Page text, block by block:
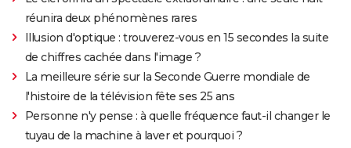
réunira deux phénomènes rares
Illusion d'optique : trouverez-vous en 15 secondes la suite
de chiffres cachée dans l'image ?
La meilleure série sur la Seconde Guerre mondiale de
l'histoire de la télévision fête ses 25 ans
Personne n'y pense : à quelle fréquence faut-il changer le
tuyau de la machine à laver et pourquoi ?